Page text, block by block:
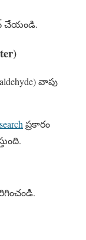
చేయండి.
వాపు
ప్రకారం